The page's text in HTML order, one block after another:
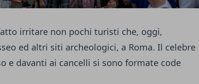
irritare non pochi turisti che, oggi,
ed altri siti archeologici, a Roma. Il celebre
e davanti ai cancelli si sono formate code